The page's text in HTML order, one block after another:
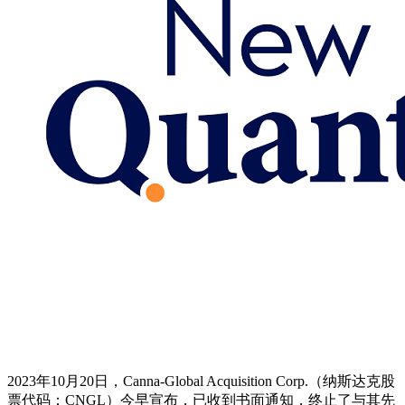
2023年10月20日，Canna-Global Acquisition Corp.（纳斯达克股
票代码：CNGL）今早宣布，已收到书面通知，终止了与其先